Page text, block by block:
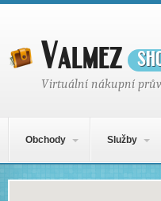
Valmez
Virtuální nákupní
Obchody Služby
Mapa obsahu